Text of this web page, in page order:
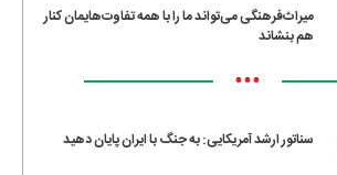
میراث‌فرهنگی می‌تواند ما را با همه تفاوت‌هایمان کنار
هم بنشاند
•••
سناتور ارشد آمریکایی: به جنگ با ایران پایان دهید